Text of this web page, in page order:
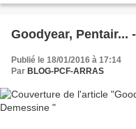
Goodyear, Pentair...
Publié le 18/01/2016 à 17:14
Par BLOG-PCF-ARRAS